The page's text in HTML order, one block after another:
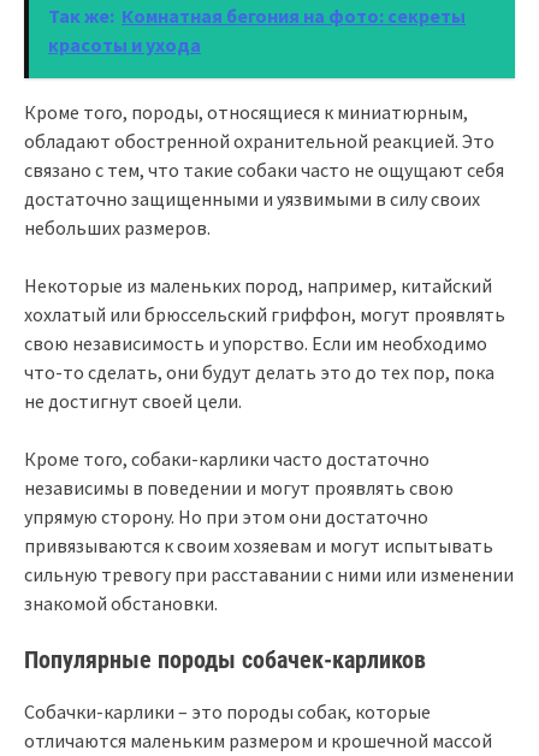
Так же: Комнатная бегония на фото: секреты
красоты и ухода
Кроме того, породы, относящиеся к миниатюрным,
обладают обостренной охранительной реакцией. Это
связано с тем, что такие собаки часто не ощущают себя
достаточно защищенными и уязвимыми в силу своих
небольших размеров.
Некоторые из маленьких пород, например, китайский
хохлатый или брюссельский гриффон, могут проявлять
свою независимость и упорство. Если им необходимо
что-то сделать, они будут делать это до тех пор, пока
не достигнут своей цели.
Кроме того, собаки-карлики часто достаточно
независимы в поведении и могут проявлять свою
упрямую сторону. Но при этом они достаточно
привязываются к своим хозяевам и могут испытывать
сильную тревогу при расставании с ними или изменении
знакомой обстановки.
Популярные породы собачек-карликов
Собачки-карлики – это породы собак, которые
отличаются маленьким размером и крошечной массой